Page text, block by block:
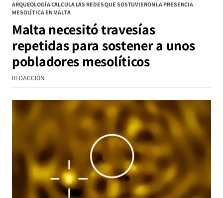
ARQUEOLOGÍA CALCULA LAS REDES QUE SOSTUVIERON LA PRESENCIA
MESOLÍTICA EN MALTA
Malta necesitó travesías
repetidas para sostener a unos
pobladores mesolíticos
REDACCIÓN